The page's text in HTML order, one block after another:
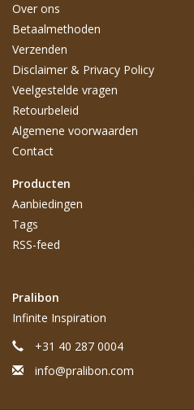
Over ons
Betaalmethoden
Verzenden
Disclaimer & Privacy Policy
Veelgestelde vragen
Retourbeleid
Algemene voorwaarden
Contact
Producten
Aanbiedingen
Tags
RSS-feed
Pralibon
Infinite Inspiration
+31 40 287 0004
info@pralibon.com